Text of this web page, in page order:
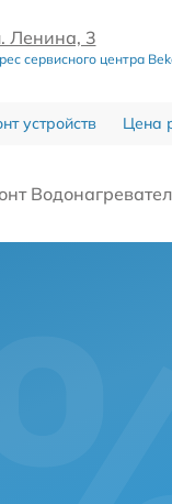
Ленина, 3
сервисного центра
устройств Цена